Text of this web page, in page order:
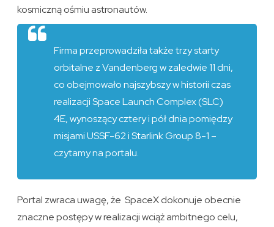
kosmiczną ośmiu astronautów.
Firma przeprowadziła także trzy starty
orbitalne z Vandenberg w zaledwie 11 dni,
co obejmowało najszybszy w historii czas
realizacji Space Launch Complex (SLC)
4E, wynoszący cztery i pół dnia pomiędzy
misjami USSF-62 i Starlink Group 8-1 –
czytamy na portalu.
Portal zwraca uwagę, że SpaceX dokonuje obecnie
znaczne postępy w realizacji wciąż ambitnego celu,